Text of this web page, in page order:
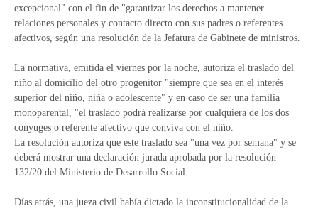
excepcional" con el fin de "garantizar los derechos a mantener
relaciones personales y contacto directo con sus padres o referentes
afectivos, según una resolución de la Jefatura de Gabinete de ministros.
La normativa, emitida el viernes por la noche, autoriza el traslado del
niño al domicilio del otro progenitor "siempre que sea en el interés
superior del niño, niña o adolescente" y en caso de ser una familia
monoparental, "el traslado podrá realizarse por cualquiera de los dos
cónyuges o referente afectivo que conviva con el niño.
La resolución autoriza que este traslado sea "una vez por semana" y se
deberá mostrar una declaración jurada aprobada por la resolución
132/20 del Ministerio de Desarrollo Social.
Días atrás, una jueza civil había dictado la inconstitucionalidad de la